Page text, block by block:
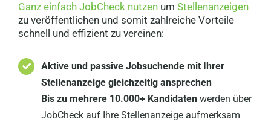
Ganz einfach JobCheck nutzenum Stellenanzeigen
zu veröffentlichen und somit zahlreiche Vorteile
schnell und effizient zu vereinen:
Aktive und passive Jobsuchende mit Ihrer
Stellenanzeige gleichzeitig ansprechen
Bis zu mehrere 10.000+ Kandidaten werden über
JobCheck auf Ihre Stellenanzeige aufmerksam